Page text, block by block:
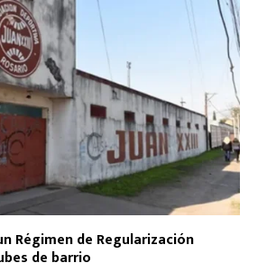
Régimen de Regularización
de barrio